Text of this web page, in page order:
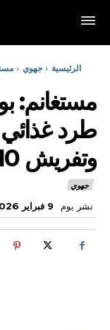
الرئيسية جهوي
طرد غذائي
وتفريش 10 مساجد جديدة
جهوي
نشر يوم 9 فبراير 2026